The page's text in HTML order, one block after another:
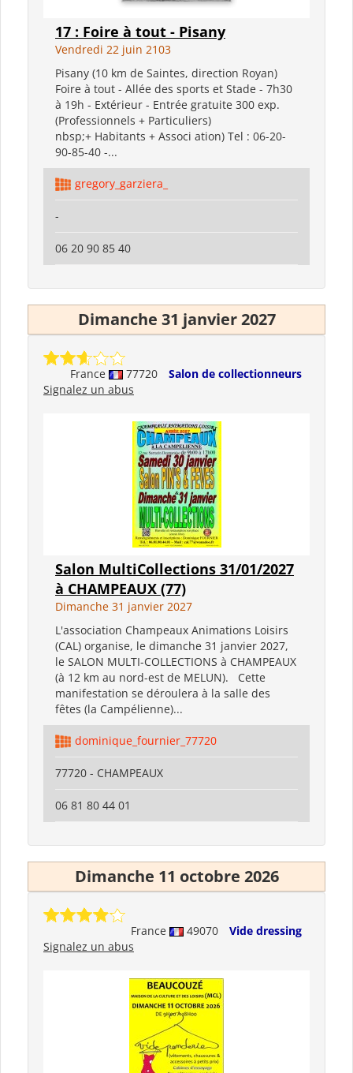
17 : Foire à tout - Pisany
Vendredi 22 juin 2103
Pisany (10 km de Saintes, direction Royan)
Foire à tout - Allée des sports et Stade - 7h30
à 19h - Extérieur - Entrée gratuite 300 exp.
(Professionnels + Particuliers)
nbsp;+ Habitants + Associ ation) Tel : 06-20-
90-85-40 -...
gregory_garziera_
-
06 20 90 85 40
Dimanche 31 janvier 2027
France 77720
Salon de collectionneurs
Signalez un abus
Salon MultiCollections 31/01/2027
à CHAMPEAUX (77)
Dimanche 31 janvier 2027
L'association Champeaux Animations Loisirs
(CAL) organise, le dimanche 31 janvier 2027,
le SALON MULTI-COLLECTIONS à CHAMPEAUX
(à 12 km au nord-est de MELUN). Cette
manifestation se déroulera à la salle des
fêtes (la Campélienne)...
dominique_fournier_77720
77720 - CHAMPEAUX
06 81 80 44 01
Dimanche 11 octobre 2026
France 49070
Vide dressing
Signalez un abus